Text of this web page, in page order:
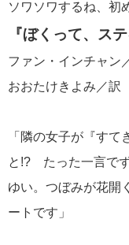
ソワソワするね、初
『ぼくって、ステ
ファン・インチャ
おおたけきよみ／
「隣の女子が『す
と!? たった一言で
ゆい。つぼみが花開
ートです」